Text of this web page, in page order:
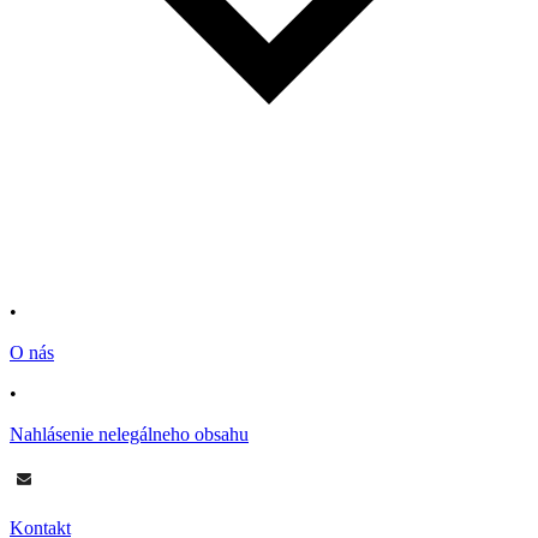
•
O nás
•
Nahlásenie nelegálneho obsahu
Kontakt